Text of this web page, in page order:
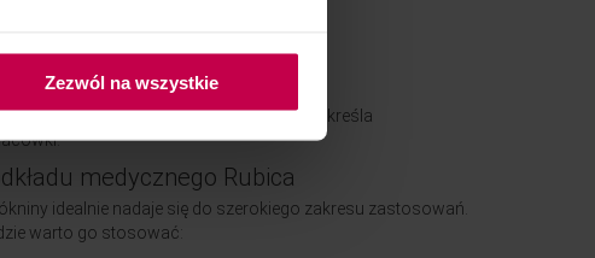
Zezwól na wszystkie
ochrony fotela, stołu, łóżka.
co nadaje elegancki wygląd oraz podkreśla
medycznego Rubica
idealnie nadaje się do szerokiego zakresu zastosowań.
warto go stosować: